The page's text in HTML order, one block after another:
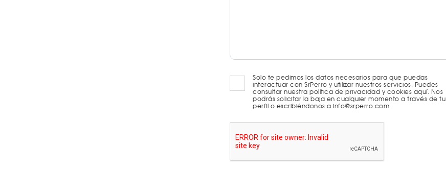
Solo te pedimos los datos necesarios para que puedas
interactuar con SrPerro y utilizar nuestros servicios. Puedes
consultar nuestra política de privacidad y cookies aquí. Nos
podrás solicitar la baja en cualquier momento a través de tu
perfil o escribiéndonos a info@srperro.com